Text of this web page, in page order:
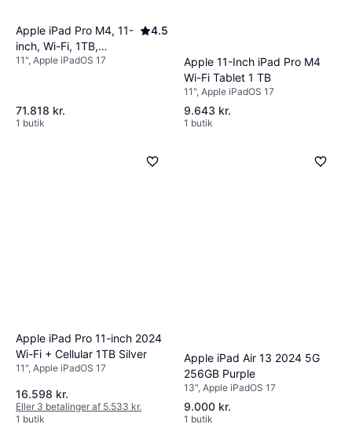
Apple iPad Pro M4, 11-
inch, Wi-Fi, 1TB,
Standard Glass Silver
4.5
11", Apple iPadOS 17
71.818 kr.
1 butik
Apple 11-Inch iPad Pro M4
Wi-Fi Tablet 1 TB
11", Apple iPadOS 17
9.643 kr.
1 butik
Apple iPad Pro 11-inch 2024
Wi-Fi + Cellular 1TB Silver
11", Apple iPadOS 17
16.598 kr.
Eller 3 betalinger af 5.533 kr.
1 butik
Apple iPad Air 13 2024 5G
256GB Purple
13", Apple iPadOS 17
9.000 kr.
1 butik